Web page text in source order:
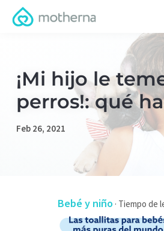
¡Mi hijo le
perros!: qué
Feb 26, 2021
Bebé y niño ·